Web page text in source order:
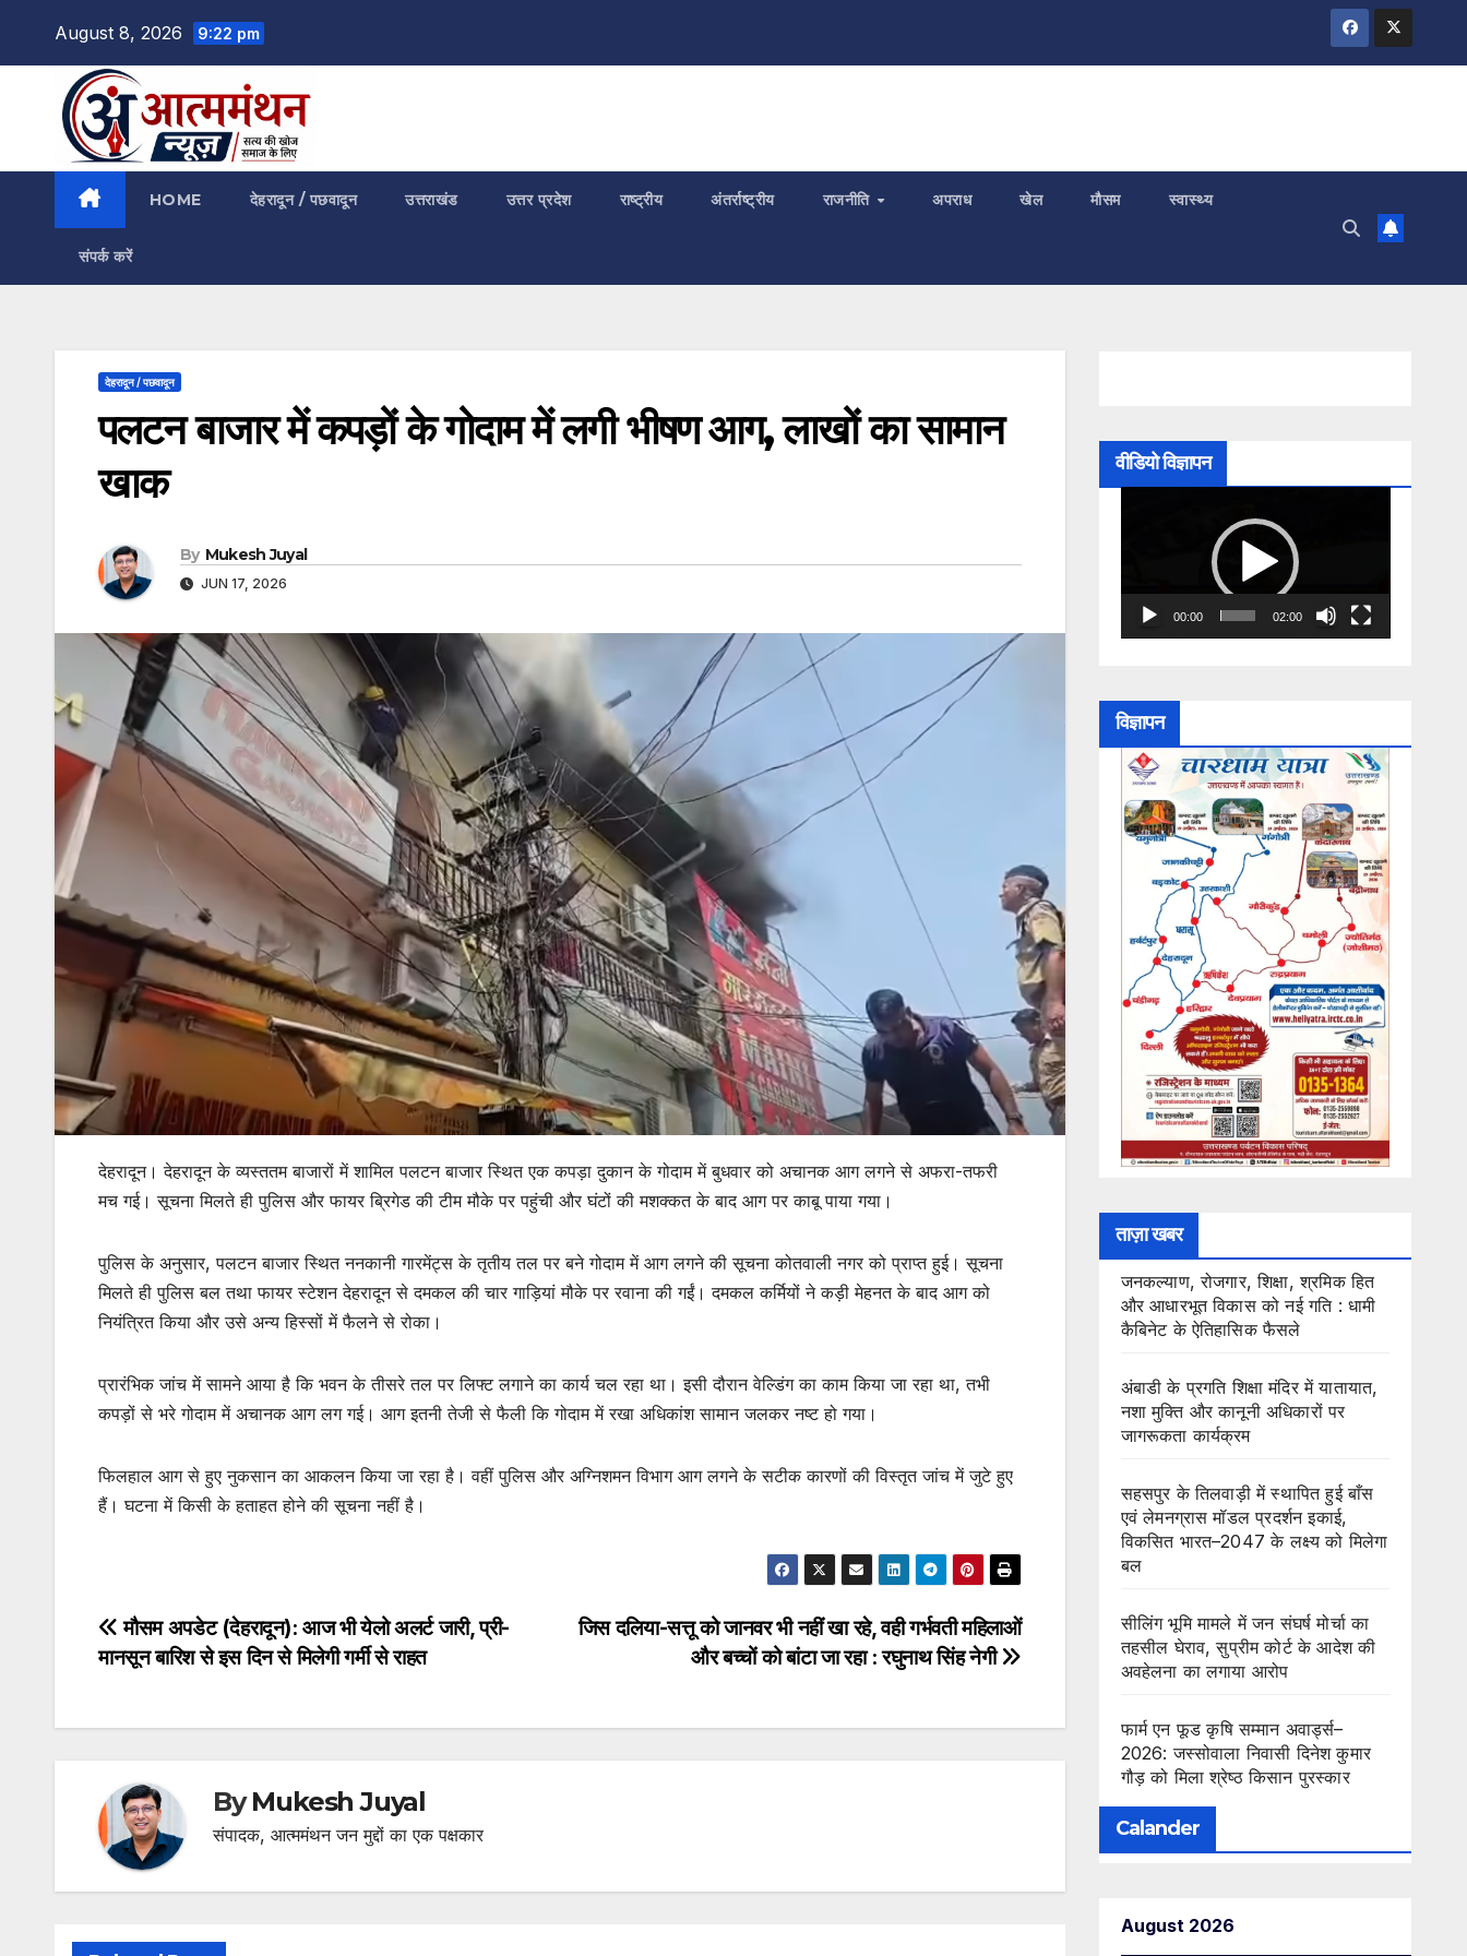
August 8, 2026 9:22 pm
HOME देहरादून / पछवादून उत्तराखंड उत्तर प्रदेश राष्ट्रीय अंतर्राष्ट्रीय राजनीति अपराध खेल मौसम स्वास्थ्य
संपर्क करें
देहरादून / पछवादून
पलटन बाजार में कपड़ों के गोदाम में लगी भीषण आग, लाखों का सामान
खाक
By Mukesh Juyal
JUN 17, 2026
देहरादून। देहरादून के व्यस्ततम बाजारों में शामिल पलटन बाजार स्थित एक कपड़ा दुकान के गोदाम में बुधवार को अचानक आग लगने से अफरा-तफरी
मच गई। सूचना मिलते ही पुलिस और फायर ब्रिगेड की टीम मौके पर पहुंची और घंटों की मशक्कत के बाद आग पर काबू पाया गया।
पुलिस के अनुसार, पलटन बाजार स्थित ननकानी गारमेंट्स के तृतीय तल पर बने गोदाम में आग लगने की सूचना कोतवाली नगर को प्राप्त हुई। सूचना
मिलते ही पुलिस बल तथा फायर स्टेशन देहरादून से दमकल की चार गाड़ियां मौके पर रवाना की गईं। दमकल कर्मियों ने कड़ी मेहनत के बाद आग को
नियंत्रित किया और उसे अन्य हिस्सों में फैलने से रोका।
प्रारंभिक जांच में सामने आया है कि भवन के तीसरे तल पर लिफ्ट लगाने का कार्य चल रहा था। इसी दौरान वेल्डिंग का काम किया जा रहा था, तभी
कपड़ों से भरे गोदाम में अचानक आग लग गई। आग इतनी तेजी से फैली कि गोदाम में रखा अधिकांश सामान जलकर नष्ट हो गया।
फिलहाल आग से हुए नुकसान का आकलन किया जा रहा है। वहीं पुलिस और अग्निशमन विभाग आग लगने के सटीक कारणों की विस्तृत जांच में जुटे हुए
हैं। घटना में किसी के हताहत होने की सूचना नहीं है।
Post
navigation
जिस दलिया-सत्तू को जानवर भी नहीं खा रहे, वही गर्भवती महिलाओं
और बच्चों को बांटा जा रहा : रघुनाथ सिंह नेगी
मौसम अपडेट (देहरादून): आज भी येलो अलर्ट जारी, प्री-
मानसून बारिश से इस दिन से मिलेगी गर्मी से राहत
ByMukesh Juyal
संपादक, आत्ममंथन जन मुद्दों का एक पक्षकार
वीडियो विज्ञापन
00:00 02:00
विज्ञापन
ताज़ा खबर
जनकल्याण, रोजगार, शिक्षा, श्रमिक हित
और आधारभूत विकास को नई गति : धामी
कैबिनेट के ऐतिहासिक फैसले
अंबाडी के प्रगति शिक्षा मंदिर में यातायात,
नशा मुक्ति और कानूनी अधिकारों पर
जागरूकता कार्यक्रम
सहसपुर के तिलवाड़ी में स्थापित हुई बाँस
एवं लेमनग्रास मॉडल प्रदर्शन इकाई,
विकसित भारत–2047 के लक्ष्य को मिलेगा
बल
सीलिंग भूमि मामले में जन संघर्ष मोर्चा का
तहसील घेराव, सुप्रीम कोर्ट के आदेश की
अवहेलना का लगाया आरोप
फार्म एन फूड कृषि सम्मान अवार्ड्स–
2026: जस्सोवाला निवासी दिनेश कुमार
गौड़ को मिला श्रेष्ठ किसान पुरस्कार
Calander
August 2026